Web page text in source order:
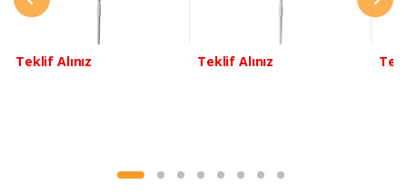
Teklif Alınız Teklif Alınız